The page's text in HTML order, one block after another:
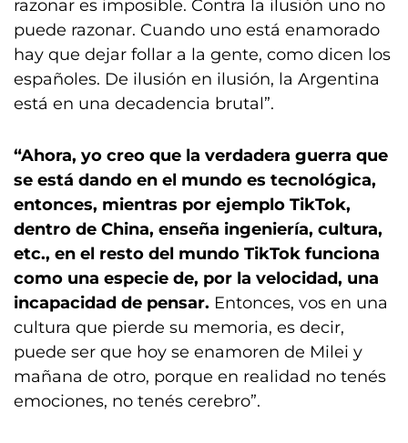
razonar es imposible. Contra la ilusión uno no
puede razonar. Cuando uno está enamorado
hay que dejar follar a la gente, como dicen los
españoles. De ilusión en ilusión, la Argentina
está en una decadencia brutal”.
“Ahora, yo creo que la verdadera guerra que
se está dando en el mundo es tecnológica,
entonces, mientras por ejemplo TikTok,
dentro de China, enseña ingeniería, cultura,
etc., en el resto del mundo TikTok funciona
como una especie de, por la velocidad, una
incapacidad de pensar. Entonces, vos en una
cultura que pierde su memoria, es decir,
puede ser que hoy se enamoren de Milei y
mañana de otro, porque en realidad no tenés
emociones, no tenés cerebro”.